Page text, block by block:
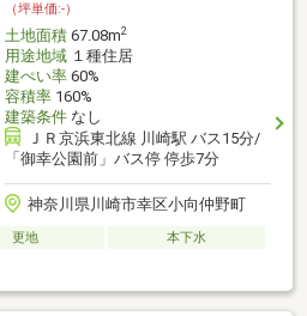
（坪単価:-）
土地面積67.08m2
用途地域１種住居
建ぺい率60%
容積率160%
建築条件なし
ＪＲ京浜東北線 川崎駅 バス15分/
「御幸公園前」バス停 停歩7分
神奈川県川崎市幸区小向仲野町
更地
本下水